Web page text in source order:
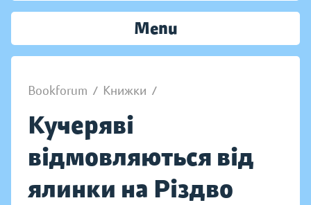
Menu
Bookforum / Книжки /
Кучеряві
відмовляються від
ялинки на Різдво